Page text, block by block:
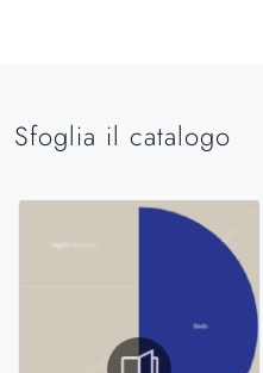
Sfoglia il catalogo